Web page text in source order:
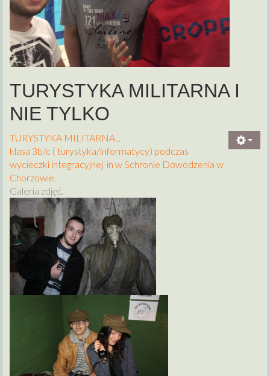
TURYSTYKA MILITARNA I
NIE TYLKO
TURYSTYKA MILITARNA...
klasa 3b/c ( turystyka/informatycy) podczas
wycieczki integracyjnej in w Schronie Dowodzenia w
Chorzowie.
Galeria zdjęć.